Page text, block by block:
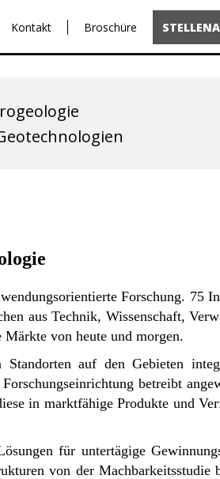
Kontakt Broschüre
Forschung. 75
aus Technik, Wissenschaft,
von heute und morgen.
auf den Gebieten
betreibt
in marktfähige Produkte und
für untertägige
von der Machbarkeitsstudie